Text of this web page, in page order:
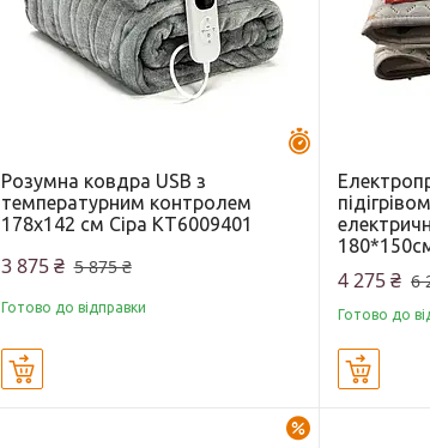
Розумна ковдра USB з
температурним контролем
178x142 см Сіра KT6009401
3 875 ₴ 5 875 ₴
Готово до відправки
4 275 ₴ 6
Готово до